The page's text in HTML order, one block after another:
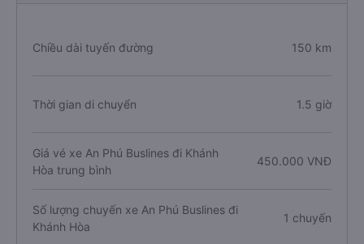
Chiều dài tuyến đường 150 km
Thời gian di chuyển 1.5 giờ
Giá vé xe An Phú Buslines đi Khánh
Hòa trung bình
450.000 VNĐ
Số lượng chuyến xe An Phú Buslines đi
Khánh Hòa
1 chuyến